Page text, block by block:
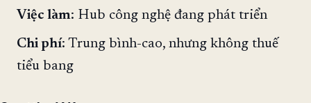
Việc làm: Hub công nghệ đang phát triển
Chi phí: Trung bình-cao, nhưng không thuế
tiểu bang